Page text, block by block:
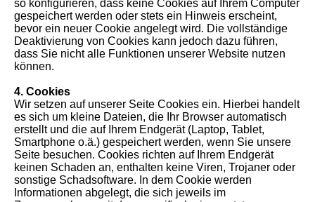
so konfigurieren, dass keine Cookies auf Ihrem Computer
gespeichert werden oder stets ein Hinweis erscheint,
bevor ein neuer Cookie angelegt wird. Die vollständige
Deaktivierung von Cookies kann jedoch dazu führen,
dass Sie nicht alle Funktionen unserer Website nutzen
können.
4. Cookies
Wir setzen auf unserer Seite Cookies ein. Hierbei handelt
es sich um kleine Dateien, die Ihr Browser automatisch
erstellt und die auf Ihrem Endgerät (Laptop, Tablet,
Smartphone o.ä.) gespeichert werden, wenn Sie unsere
Seite besuchen. Cookies richten auf Ihrem Endgerät
keinen Schaden an, enthalten keine Viren, Trojaner oder
sonstige Schadsoftware. In dem Cookie werden
Informationen abgelegt, die sich jeweils im